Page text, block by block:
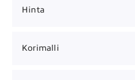
Hinta
Korimalli